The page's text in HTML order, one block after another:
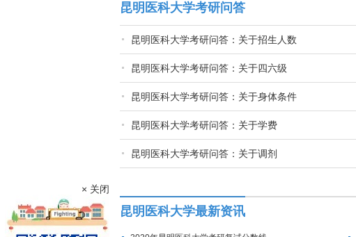
昆明医科大学考研问答
昆明医科大学考研问答：关于招生人数
昆明医科大学考研问答：关于四六级
昆明医科大学考研问答：关于身体条件
昆明医科大学考研问答：关于学费
昆明医科大学考研问答：关于调剂
昆明医科大学最新资讯
× 关闭